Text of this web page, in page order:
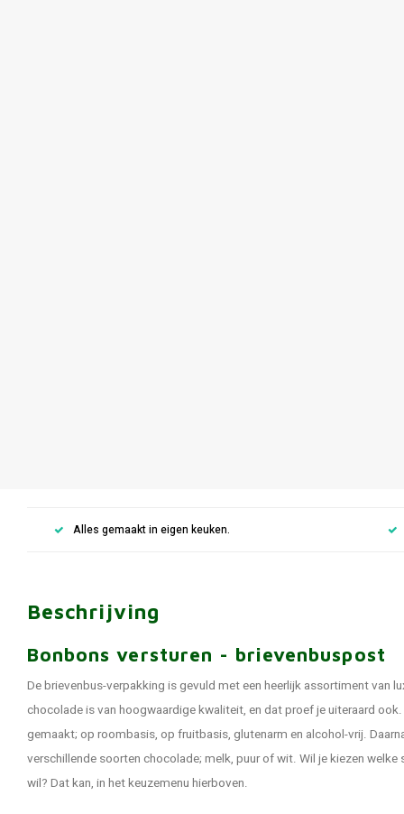
Alles gemaakt in eigen keuken.
Beschrijving
Bonbons versturen - brievenbuspost
De brievenbus-verpakking is gevuld met een heerlijk assortiment van
chocolade is van hoogwaardige kwaliteit, en dat proef je uiteraard
gemaakt; op roombasis, op fruitbasis, glutenarm en alcohol-vrij.
verschillende soorten chocolade; melk, puur of wit. Wil je kiezen
wil? Dat kan, in het keuzemenu hierboven.